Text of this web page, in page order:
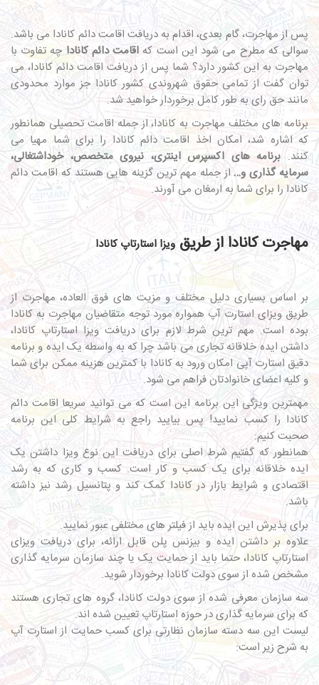
پس از مهاجرت، گام بعدی، اقدام به دریافت اقامت دائم کانادا می باشد.
سوالی که مطرح می شود این است که اقامت دائم کانادا چه تفاوت با
مهاجرت به این کشور دارد؟ شما پس از دریافت اقامت دائم کانادا، می
توان گفت از تمامی حقوق شهروندی کشور کانادا جز موارد محدودی
مانند حق رای به طور کامل برخوردار خواهید شد.
برنامه های مختلف مهاجرت به کانادا، از جمله اقامت تحصیلی همانطور
که اشاره شد، امکان اخذ اقامت دائم کانادا را برای شما مهیا می
کنند. برنامه های اکسپرس اینتری، نیروی متخصص، خوداشتغالی،
سرمایه گذاری و…از جمله مهم ترین گزینه هایی هستند که اقامت دائم
کانادا را برای شما به ارمغان می آورند.
مهاجرت کانادا از طریقویزا استارتاپ کانادا
بر اساس بسیاری دلیل مختلف و مزیت های فوق العاده، مهاجرت از
طریق ویزای استارت آپ همواره مورد توجه متقاضیان مهاجرت به کانادا
بوده است. مهم ترین شرط لازم برای دریافت ویزا استارتاپ کانادا،
داشتن ایده خلاقانه تجاری می باشد چرا که به واسطه یک ایده و برنامه
دقیق استارت آپی امکان ورود به کانادا با کمترین هزینه ممکن برای شما
و کلیه اعضای خانوادتان فراهم می شود.
مهمترین ویژگی این برنامه این است که می توانید سریعا اقامت دائم
کانادا را کسب نمایید! پس بیایید راجع به شرایط کلی این برنامه
صحبت کنیم:
همانطور که گفتیم شرط اصلی برای دریافت این نوع ویزا داشتن یک
ایده خلاقانه برای یک کسب و کار است. کسب و کاری که به رشد
اقتصادی و شرایط بازار در کانادا کمک کند و پتانسیل رشد نیز داشته
باشد.
برای پذیرش این ایده باید از فیلتر های مختلفی عبور نمایید.
علاوه بر داشتن ایده و بیزنس پلن قابل ارائه، برای دریافت ویزای
استارتاپ کانادا، حتما باید از حمایت یک یا چند سازمان سرمایه گذاری
مشخص شده از سوی دولت کانادا برخوردار شوید.
سه سازمان معرفی شده از سوی دولت کانادا، گروه های تجاری هستند
که برای سرمایه گذاری در حوزه استارتاپ تعیین شده اند.
لیست این سه دسته سازمان نظارتی برای کسب حمایت از استارت آپ
به شرح زیر است: